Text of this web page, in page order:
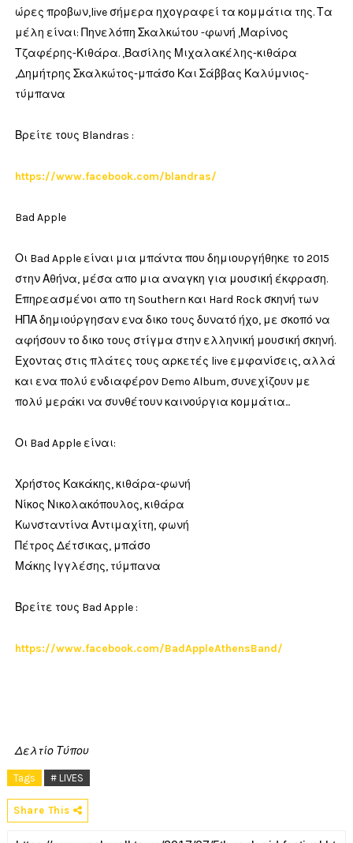
ώρες προβων,live σήμερα ηχογραφεί τα κομμάτια της. Τα
μέλη είναι: Πηνελόπη Σκαλκώτου -φωνή ,Μαρίνος
Τζαφέρης-Κιθάρα. ,Βασίλης Μιχαλακέλης-κιθάρα
,Δημήτρης Σκαλκώτος-μπάσο Και Σάββας Καλύμνιος-
τύμπανα
Βρείτε τους Blandras :
https://www.facebook.com/blandras/
Bad Apple
Οι Bad Apple είναι μια μπάντα που δημιουργήθηκε το 2015
στην Αθήνα, μέσα απο μια αναγκη για μουσική έκφραση.
Επηρεασμένοι απο τη Southern και Hard Rock σκηνή των
ΗΠΑ δημιούργησαν ενα δικο τους δυνατό ήχο, με σκοπό να
αφήσουν το δικο τους στίγμα στην ελληνική μουσική σκηνή.
Εχοντας στις πλάτες τους αρκετές live εμφανίσεις, αλλά
και ενα πολύ ενδιαφέρον Demo Album, συνεχίζουν με
πολύ μεράκι να συνθέτουν καινούργια κομμάτια...
Οι Bad Apple είναι:
Χρήστος Κακάκης, κιθάρα-φωνή
Νίκος Νικολακόπουλος, κιθάρα
Κωνσταντίνα Αντιμαχίτη, φωνή
Πέτρος Δέτσικας, μπάσο
Μάκης Ιγγλέσης, τύμπανα
Βρείτε τους Bad Apple :
https://www.facebook.com/BadAppleAthensBand/
Δελτίο Τύπου
Tags # LIVES
Share This